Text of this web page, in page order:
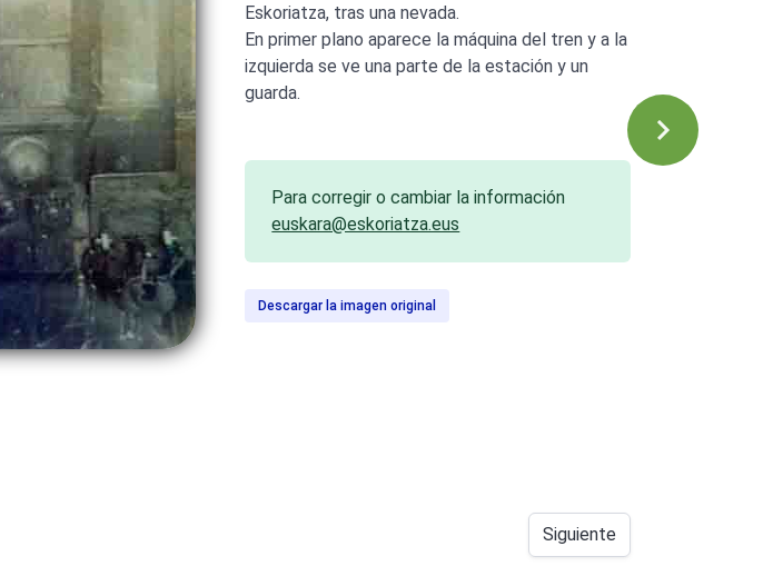
Eskoriatza, tras una nevada.
En primer plano aparece la máquina del tren y a la
izquierda se ve una parte de la estación y un
guarda.
Para corregir o cambiar la información
euskara@eskoriatza.eus
Descargar la imagen original
Siguiente